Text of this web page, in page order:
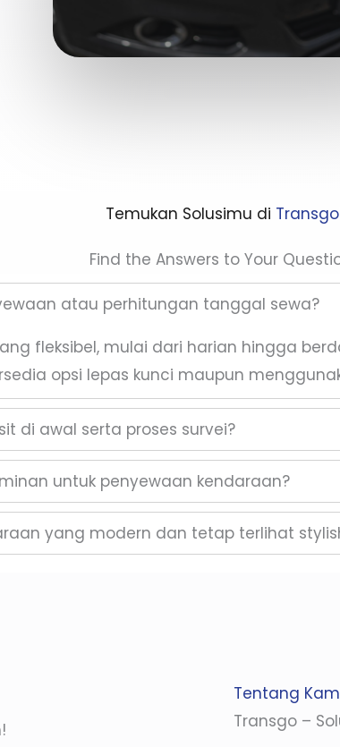
Temukan Solusimu di Transgo
Find the Answers to Your
atau perhitungan tanggal sewa?
fleksibel, mulai dari harian hingga
opsi lepas kunci maupun
di awal serta proses survei?
untuk penyewaan kendaraan?
yang modern dan tetap terlihat
Tentang
Transgo –